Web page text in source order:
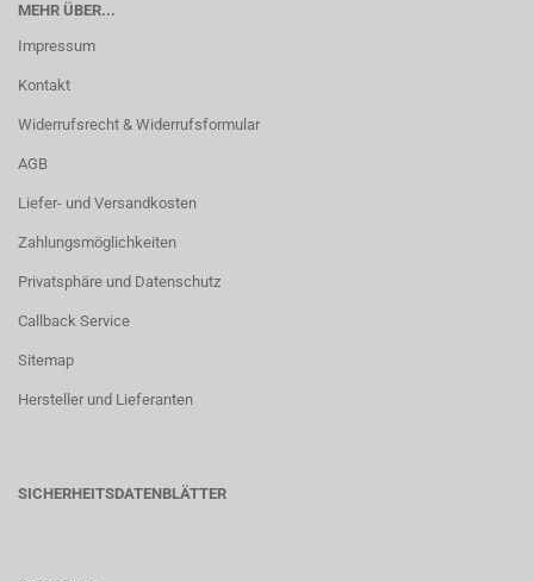
MEHR ÜBER...
Impressum
Kontakt
Widerrufsrecht & Widerrufsformular
AGB
Liefer- und Versandkosten
Zahlungsmöglichkeiten
Privatsphäre und Datenschutz
Callback Service
Sitemap
Hersteller und Lieferanten
SICHERHEITSDATENBLÄTTER